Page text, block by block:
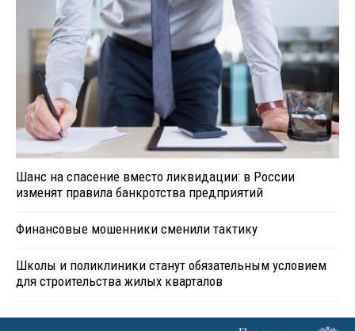
Шанс на спасение вместо ликвидации: в России
изменят правила банкротства предприятий
Финансовые мошенники сменили тактику
Школы и поликлиники станут обязательным условием
для строительства жилых кварталов